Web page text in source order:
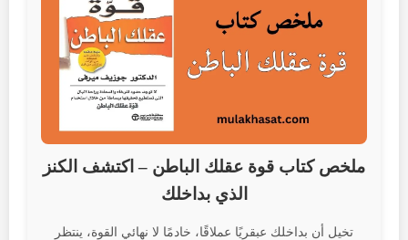
ملخص كتاب قوة عقلك الباطن – اكتشف الكنز
الذي بداخلك
تخيل أن بداخلك عبقريًا عملاقًا، خادمًا لا نهائي القوة، ينتظر